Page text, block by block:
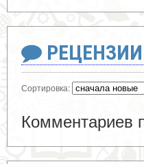
Сортировка:
Комментариев